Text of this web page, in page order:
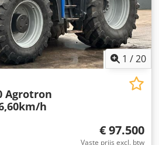
& VF 710/60 R 42 Voorste
Bedieningsarmleuning met
digitaal Luchtgeveerde stoel
systeem Rondomlopende
Prijs: 24.033,61 euro (netto)
null
1 /20
Agrotron
h
€ 97.500
Vaste prijs excl. btw